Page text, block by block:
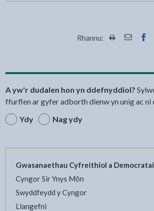
Rhannu: Rhannwch
A yw'r dudalen hon yn ddefnyddiol?
ffurflen ar gyfer adborth dienw yn unig ac ni
Ydy
Nag ydy
Gwasanaethau Cyfreithiol a
Cyngor Sir Ynys Môn
Swyddfeydd y Cyngor
Llangefni